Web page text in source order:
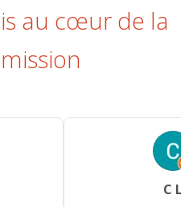
au cœur de la
C L